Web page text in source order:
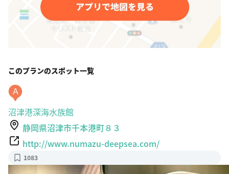
このプランのスポット一覧
A
沼津港深海水族館
静岡県沼津市千本港町８３
http://www.numazu-deepsea.com/
1083